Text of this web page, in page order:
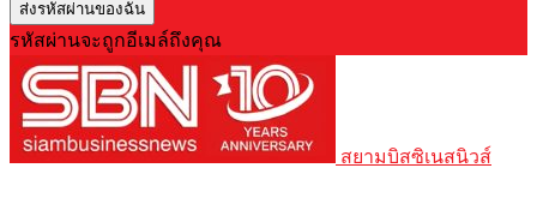
รหัสผ่านจะถูกอีเมล์ถึงคุณ
สยามบิสซิเนสนิวส์